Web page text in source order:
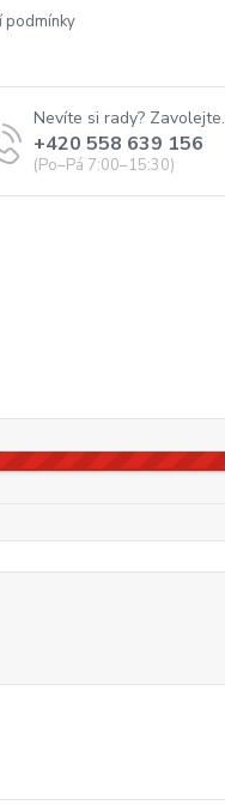
podmínky
Nevíte si rady? Zavolejte.
+420 558 639 156
(Po–Pá 7:00–15:30)